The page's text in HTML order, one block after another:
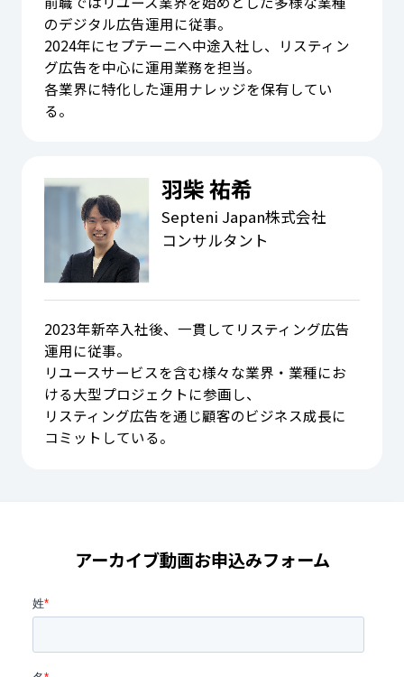
のデジタル広告運用に従事。
2024年にセプテーニへ中途入社し、リスティン
グ広告を中心に運用業務を担当。
各業界に特化した運用ナレッジを保有してい
る。
羽柴 祐希
Septeni Japan株式会社
コンサルタント
2023年新卒入社後、一貫してリスティング広告
運用に従事。
リユースサービスを含む様々な業界・業種にお
ける大型プロジェクトに参画し、
リスティング広告を通じ顧客のビジネス成長に
コミットしている。
アーカイブ動画お申込みフォーム